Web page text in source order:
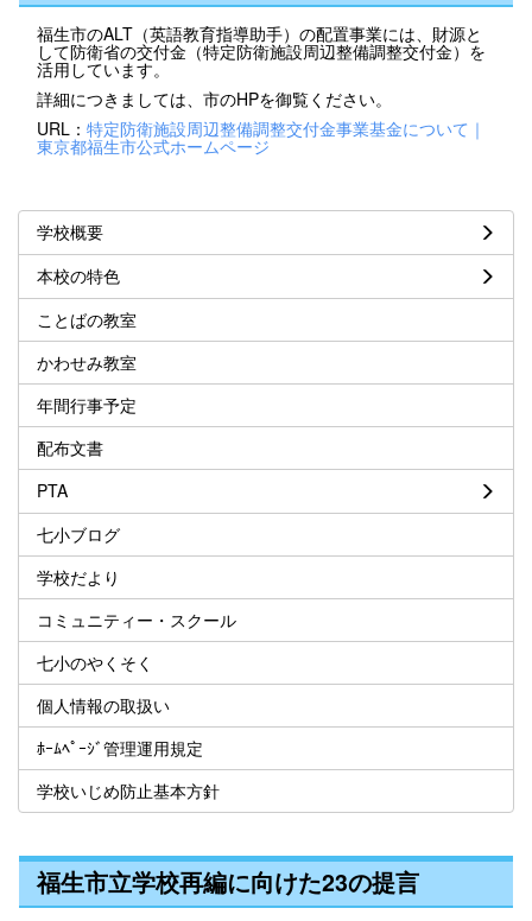
福生市のALT（英語教育指導助手）の配置事業には、財源と
して防衛省の交付金（特定防衛施設周辺整備調整交付金）を
活用しています。
詳細につきましては、市のHPを御覧ください。
URL： 特定防衛施設周辺整備調整交付金事業基金について｜
東京都福生市公式ホームページ
学校概要
本校の特色
ことばの教室
かわせみ教室
年間行事予定
配布文書
PTA
七小ブログ
学校だより
コミュニティー・スクール
七小のやくそく
個人情報の取扱い
ﾎｰﾑﾍﾟｰｼﾞ管理運用規定
学校いじめ防止基本方針
福生市立学校再編に向けた23の提言